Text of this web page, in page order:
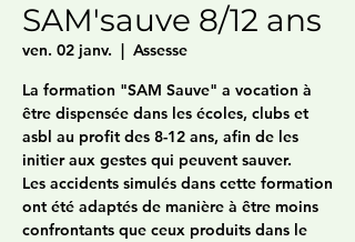
SAM'sauve 8/12 ans
ven. 02 janv.
  |
Assesse
La formation "SAM Sauve" a vocation à
être dispensée dans les écoles, clubs et
asbl au profit des 8-12 ans, afin de les
initier aux gestes qui peuvent sauver.
Les accidents simulés dans cette formation
ont été adaptés de manière à être moins
confrontants que ceux produits dans le